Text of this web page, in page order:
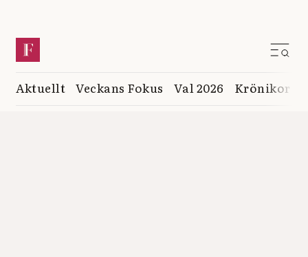
Aktuellt Veckans Fokus Val 2026 Krönikor